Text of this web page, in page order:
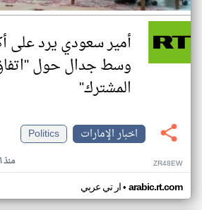
أمير سعودي يرد على
وسط جدال حول
المشترك"
اخبار الإمارات
Politics
منذ ١٦ ساعة ZR48EW
ار تي عربي• arabic.rt.com